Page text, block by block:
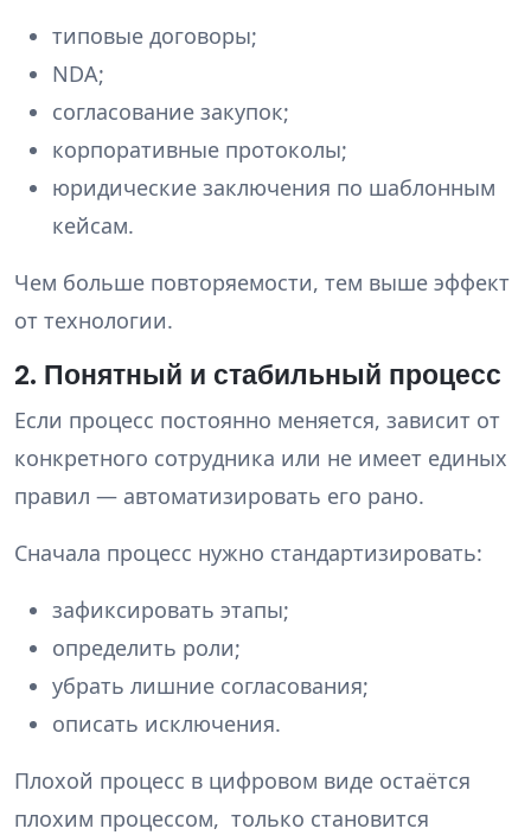
типовые договоры;
NDA;
согласование закупок;
корпоративные протоколы;
юридические заключения по шаблонным
кейсам.
Чем больше повторяемости, тем выше эффект
от технологии.
2. Понятный и стабильный процесс
Если процесс постоянно меняется, зависит от
конкретного сотрудника или не имеет единых
правил — автоматизировать его рано.
Сначала процесс нужно стандартизировать:
зафиксировать этапы;
определить роли;
убрать лишние согласования;
описать исключения.
Плохой процесс в цифровом виде остаётся
плохим процессом, только становится